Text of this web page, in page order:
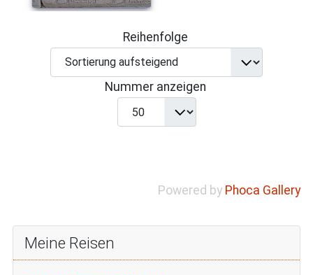
Reihenfolge
Nummer anzeigen
Powered by Phoca Gallery
Meine Reisen